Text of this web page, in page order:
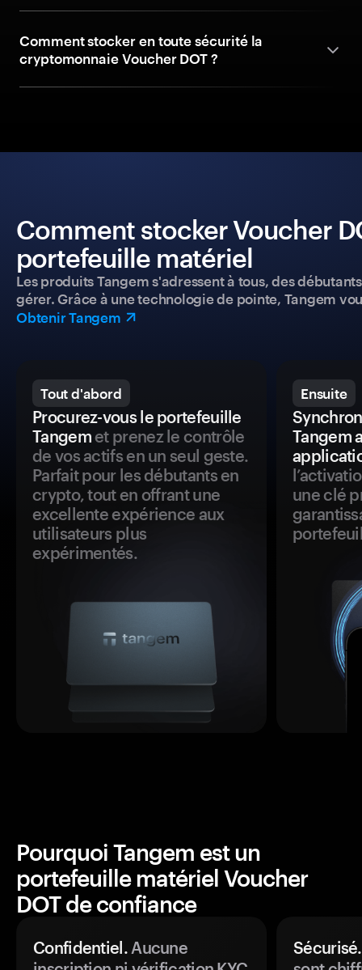
Comment stocker en toute sécurité la
cryptomonnaie Voucher DOT ?
Comment stocker Voucher
portefeuille matériel
Les produits Tangem s'adressent à tous, des
gérer. Grâce à une technologie de pointe, Tangem
Obtenir Tangem
Tout d'abord
Procurez-vous le portefeuille
Tangemet prenez le contrôle
de vos actifs en un seul geste.
Parfait pour les débutants en
crypto, tout en offrant une
excellente expérience aux
utilisateurs plus
expérimentés.
Ensuite
Tangem
une clé
Pourquoi Tangem est un
portefeuille matériel Voucher
DOT de confiance
Confidentiel.Aucune
Sécurisé.